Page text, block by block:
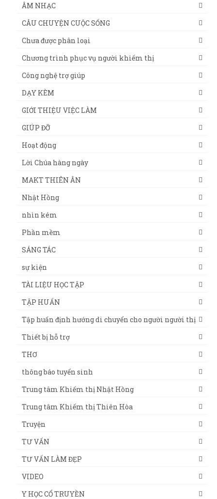
ÂM NHẠC
CÂU CHUYỆN CUỘC SỐNG
Chưa được phân loại
Chương trình phục vụ người khiếm thị
Công nghệ trợ giúp
DẠY KÈM
GIỚI THIỆU VIỆC LÀM
GIÚP ĐỠ
Hoạt động
Lời Chúa hàng ngày
MAKT THIÊN ÂN
Nhật Hồng
nhìn kém
Phần mềm
SÁNG TÁC
sự kiện
TÀI LIỆU HỌC TẬP
TẬP HUẤN
Tập huấn định hướng di chuyển cho người người thị
Thiết bị hỗ trợ
THƠ
thông báo tuyển sinh
Trung tâm Khiếm thị Nhật Hồng
Trung tâm Khiếm thị Thiên Hòa
Truyện
TƯ VẤN
TƯ VẤN LÀM ĐẸP
VIDEO
Y HỌC CỔ TRUYỀN